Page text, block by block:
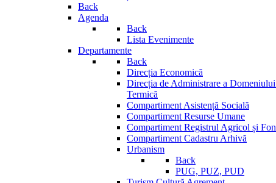
Back
Agenda
Back
Lista Evenimente
Departamente
Back
Direcția Economică
Direcția de Administrare a
Termică
Compartiment Asistență Socială
Compartiment Resurse Umane
Compartiment Registrul Agricol și
Compartiment Cadastru Arhivă
Urbanism
Back
PUG, PUZ, PUD